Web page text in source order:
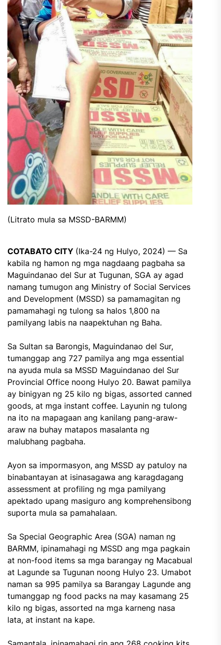
(Litrato mula sa MSSD-BARMM)
COTABATO CITY (Ika-24 ng Hulyo, 2024) — Sa
kabila ng hamon ng mga nagdaang pagbaha sa
Maguindanao del Sur at Tugunan, SGA ay agad
namang tumugon ang Ministry of Social Services
and Development (MSSD) sa pamamagitan ng
pamamahagi ng tulong sa halos 1,800 na
pamilyang labis na naapektuhan ng Baha.
Sa Sultan sa Barongis, Maguindanao del Sur,
tumanggap ang 727 pamilya ang mga essential
na ayuda mula sa MSSD Maguindanao del Sur
Provincial Office noong Hulyo 20. Bawat pamilya
ay binigyan ng 25 kilo ng bigas, assorted canned
goods, at mga instant coffee. Layunin ng tulong
na ito na mapagaan ang kanilang pang-araw-
araw na buhay matapos masalanta ng
malubhang pagbaha.
Ayon sa impormasyon, ang MSSD ay patuloy na
binabantayan at isinasagawa ang karagdagang
assessment at profiling ng mga pamilyang
apektado upang masiguro ang komprehensibong
suporta mula sa pamahalaan.
Sa Special Geographic Area (SGA) naman ng
BARMM, ipinamahagi ng MSSD ang mga pagkain
at non-food items sa mga barangay ng Macabual
at Lagunde sa Tugunan noong Hulyo 23. Umabot
naman sa 995 pamilya sa Barangay Lagunde ang
tumanggap ng food packs na may kasamang 25
kilo ng bigas, assorted na mga karneng nasa
lata, at instant na kape.